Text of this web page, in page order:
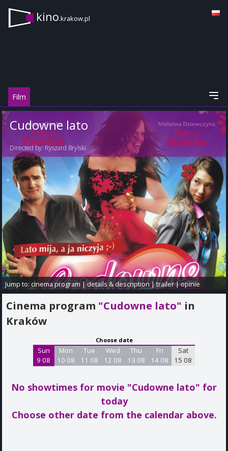
kino.krakow.pl
Film
Cudowne lato
Directed by:Ryszard Brylski
Jump to:cinema program|details & description|trailer|opinie
Cinema program "Cudowne lato" in
Kraków
Choose date
Sun
9 08
Mon
10 08
Tue
11 08
Wed
12 08
Thu
13 08
Fri
14 08
Sat
15 08
No showtimes for movie "Cudowne lato" for
today
Choose other date from the calendar above.